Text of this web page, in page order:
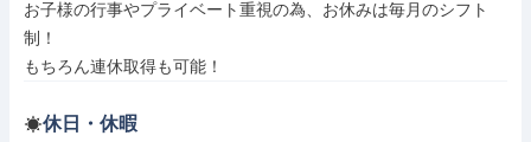
お子様の行事やプライベート重視の為、お休みは毎月のシフト
制！
もちろん連休取得も可能！
休日・休暇